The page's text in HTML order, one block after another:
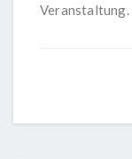
Veranstaltung.